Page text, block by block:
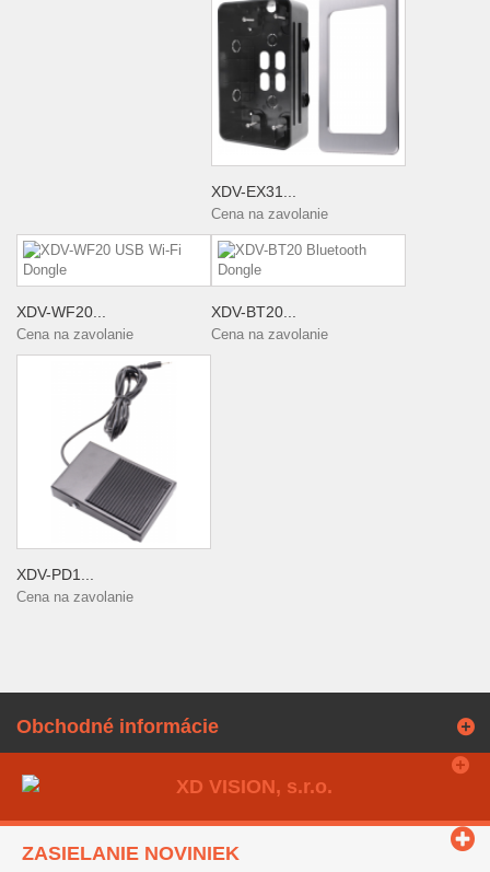
XDV-EX31...
Cena na zavolanie
XDV-WF20...
Cena na zavolanie
XDV-BT20...
Cena na zavolanie
XDV-PD1...
Cena na zavolanie
Obchodné informácie
ZASIELANIE NOVINIEK